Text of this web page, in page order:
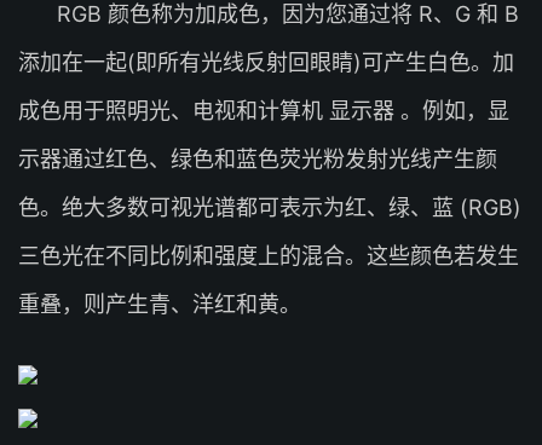
RGB 颜色称为加成色，因为您通过将 R、G 和 B
添加在一起(即所有光线反射回眼睛)可产生白色。加
成色用于照明光、电视和计算机 显示器 。例如，显
示器通过红色、绿色和蓝色荧光粉发射光线产生颜
色。绝大多数可视光谱都可表示为红、绿、蓝 (RGB)
三色光在不同比例和强度上的混合。这些颜色若发生
重叠，则产生青、洋红和黄。